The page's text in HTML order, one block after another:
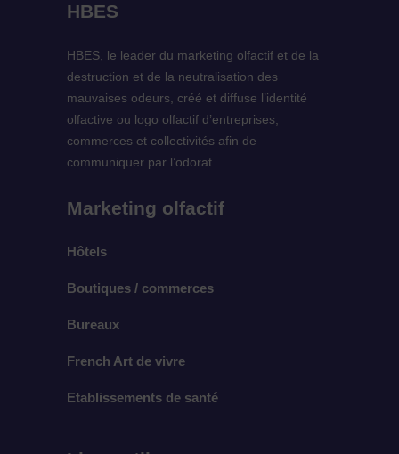
HBES
HBES, le leader du marketing olfactif et de la
destruction et de la neutralisation des
mauvaises odeurs, créé et diffuse l’identité
olfactive ou logo olfactif d’entreprises,
commerces et collectivités afin de
communiquer par l’odorat.
Marketing olfactif
Hôtels
Boutiques / commerces
Bureaux
French Art de vivre
Etablissements de santé